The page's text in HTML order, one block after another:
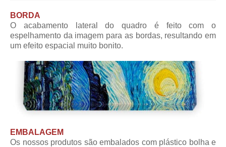
BORDA
O acabamento lateral do quadro é feito com o
espelhamento da imagem para as bordas, resultando em
um efeito espacial muito bonito.
EMBALAGEM
Os nossos produtos são embalados com plástico bolha e